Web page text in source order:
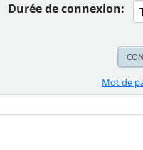
Durée de connexion:
Mot de